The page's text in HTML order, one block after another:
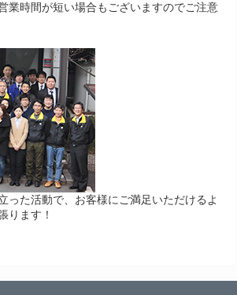
業時間が短い場合もございますのでご注意
った活動で、お客様にご満足いただけるよ
ります！